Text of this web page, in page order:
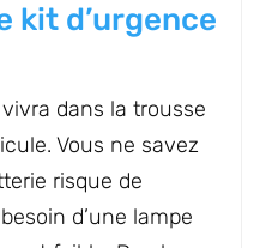
kit d’urgence
dans la trousse
Vous ne savez
risque de
d’une lampe